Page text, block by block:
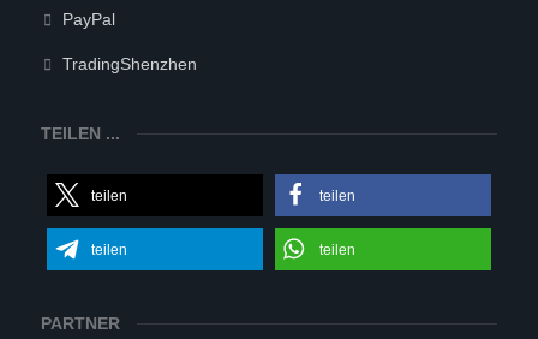
PayPal
TradingShenzhen
TEILEN ...
teilen teilen
teilen teilen
PARTNER